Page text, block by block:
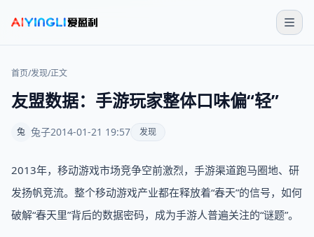
首页/发现/正文
友盟数据：手游玩家整体口味偏“轻”
兔 兔子2014-01-21 19:57 发现
2013年，移动游戏市场竞争空前激烈，手游渠道跑马圈地、研
发扬帆竞流。整个移动游戏产业都在释放着“春天”的信号，如何
破解“春天里”背后的数据密码，成为手游人普遍关注的“谜题”。